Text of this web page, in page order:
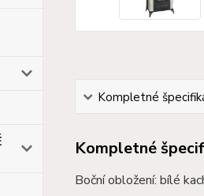
Kompletné
Kompletné
Boční obložení: bílé